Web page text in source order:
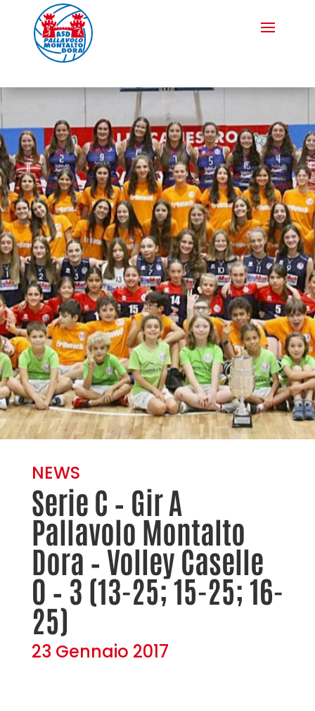
NEWS
Serie C – Gir A
Pallavolo Montalto
Dora – Volley Caselle
0 – 3 (13-25; 15-25; 16-
25)
23 Gennaio 2017